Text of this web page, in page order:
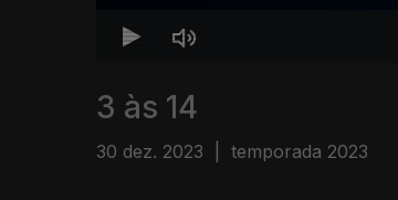
3 às 14
30 dez. 2023 temporada 2023